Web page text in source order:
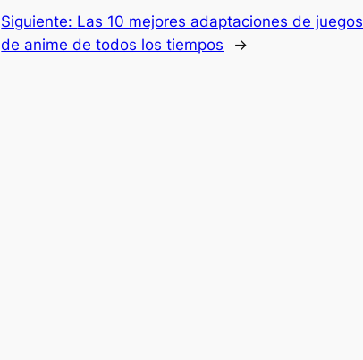
Siguiente: Las 10 mejores adaptaciones de juegos
de anime de todos los tiempos
→